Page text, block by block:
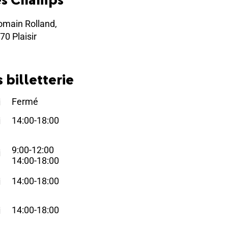
Rolland,
Plaisir
billetterie
Fermé
14:00-18:00
9:00-12:00
14:00-18:00
14:00-18:00
14:00-18:00